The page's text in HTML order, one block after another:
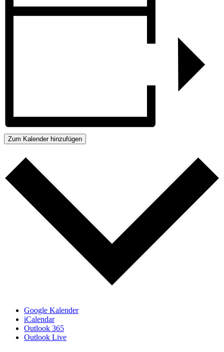
Zum Kalender hinzufügen
Google Kalender
iCalendar
Outlook 365
Outlook Live